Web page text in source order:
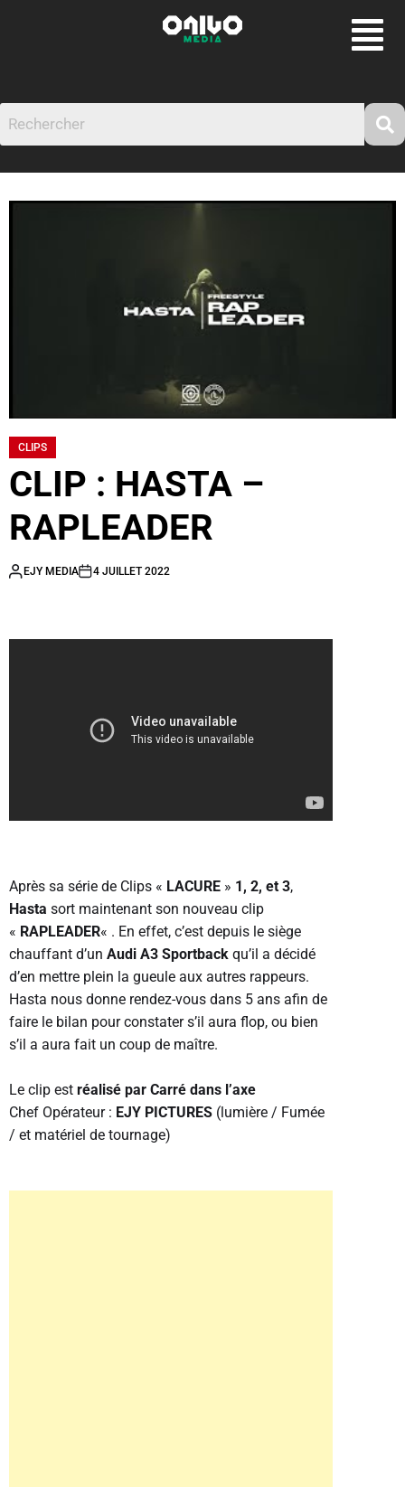
CLIPS
CLIP : HASTA –
RAPLEADER
EJY MEDIA 4 JUILLET 2022
Après sa série de Clips « LACURE » 1, 2, et 3,
Hasta sort maintenant son nouveau clip
« RAPLEADER« . En effet, c’est depuis le siège
chauffant d’un Audi A3 Sportback qu’il a décidé
d’en mettre plein la gueule aux autres rappeurs.
Hasta nous donne rendez-vous dans 5 ans afin de
faire le bilan pour constater s’il aura flop, ou bien
s’il a aura fait un coup de maître.
Le clip est réalisé par Carré dans l’axe
Chef Opérateur : EJY PICTURES (lumière / Fumée
/ et matériel de tournage)